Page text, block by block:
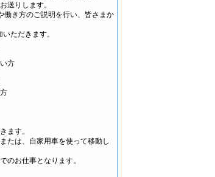
送りします。
働き方のご説明を行い、皆さまか
ただきます。
方
ます。
たは、自家用車を使って移動し
のお仕事となります。